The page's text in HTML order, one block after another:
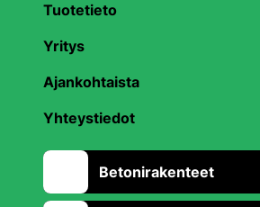
Tuotetieto
Yritys
Ajankohtaista
Yhteystiedot
Betonirakenteet